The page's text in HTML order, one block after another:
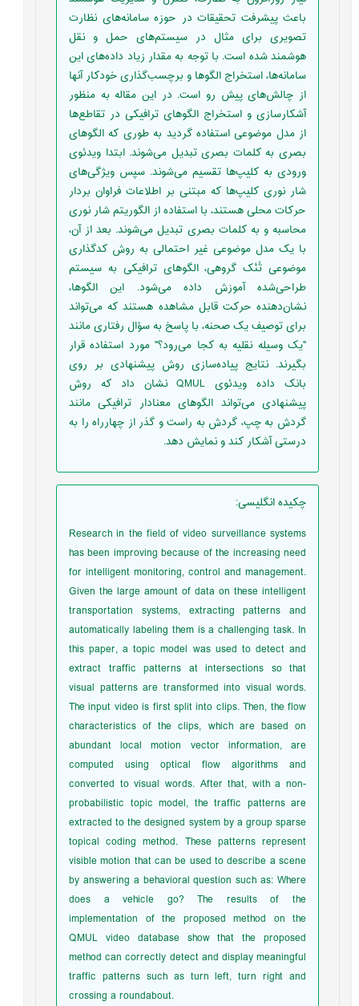
باعث پیشرفت تحقیقات در حوزه سامانه‌های نظارت
تصویری برای مثال در سیستم‌های حمل و نقل
هوشمند شده است. با توجه به مقدار زیاد داده‌های این
سامانه‌ها، استخراج الگوها و برچسب‌گذاری خودکار آنها
از چالش‌های پیش رو است. در این مقاله به منظور
آشکار‌سازی و استخراج الگوهای ترافیکی در تقاطع‌ها
از مدل موضوعی استفاده گردید به طوری که الگوهای
بصری به کلمات بصری تبدیل می‌شوند. ابتدا ویدئوی
ورودی به کلیپ‌ها تقسیم می‌شوند. سپس ویژگی‌های
شار ‌نوری کلیپ‌ها که مبتنی بر اطلاعات فراوان بردار
حرکات محلی هستند، با استفاده از الگوریتم شار نوری
محاسبه و به کلمات بصری تبدیل می‌شوند. بعد از آن،
با یک مدل موضوعی غیر احتمالی به روش کدگذاری
موضوعی تُنُک گروهی، الگوهای ترافیکی به سیستم
طراحی‌شده آموزش داده می‌شود. این الگوها،
نشان‌دهنده حرکت قابل مشاهده هستند که می‌تواند
برای توصیف یک صحنه، با پاسخ به سؤال رفتاری مانند
"یک وسیله نقلیه به کجا می‌رود؟" مورد استفاده قرار
بگیرند. نتایج پیاده‌سازی روش پیشنهادی بر روی
بانک داده ویدئوی QMUL نشان داد که روش
پیشنهادی می‌تواند الگوهای معنادار ترافیکی مانند
گردش به چپ، گردش به راست و گذر از چهارراه ‏را به
درستی آشکار کند و نمایش دهد.
چکیده انگلیسی:
Research in the field of video surveillance systems
has been improving because of the increasing need
for intelligent monitoring, control and management.
Given the large amount of data on these intelligent
transportation systems, extracting patterns and
automatically labeling them is a challenging task. In
this paper, a topic model was used to detect and
extract traffic patterns at intersections so that
visual patterns are transformed into visual words.
The input video is first split into clips. Then, the flow
characteristics of the clips, which are based on
abundant local motion vector information, are
computed using optical flow algorithms and
converted to visual words. After that, with a non-
probabilistic topic model, the traffic patterns are
extracted to the designed system by a group sparse
topical coding method. These patterns represent
visible motion that can be used to describe a scene
by answering a behavioral question such as: Where
does a vehicle go? The results of the
implementation of the proposed method on the
QMUL video database show that the proposed
method can correctly detect and display meaningful
traffic patterns such as turn left, turn right and
crossing a roundabout.